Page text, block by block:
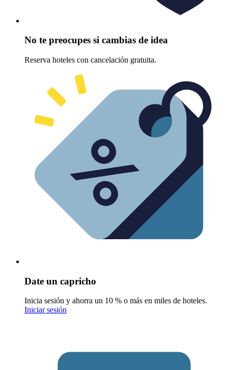
No te preocupes si cambias de idea
Reserva hoteles con cancelación gratuita.
Date un capricho
Inicia sesión y ahorra un 10 % o más en miles de hoteles.
Iniciar sesión